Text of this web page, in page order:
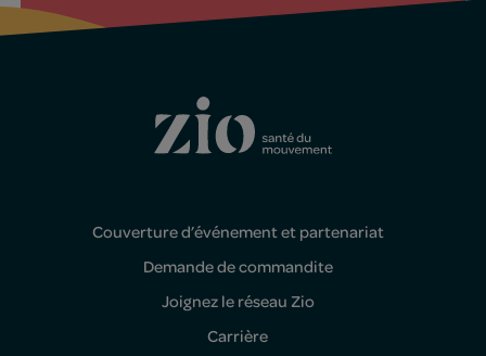
Couverture d’événement et partenariat
Demande de commandite
Joignez le réseau Zio
Carrière